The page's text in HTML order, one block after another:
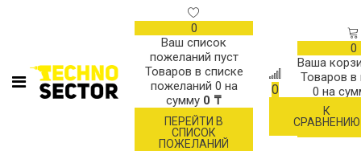
0
Ваш список
пожеланий пуст
Товаров в списке
пожеланий 0 на
сумму 0 ₸
ПЕРЕЙТИ В
СПИСОК
ПОЖЕЛАНИЙ
0
К
СРАВНЕНИЮ
0
Ваша
Товаров в
0 на